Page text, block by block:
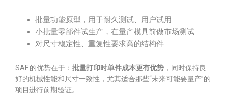
批量功能原型，用于耐久测试、用户试用
小批量零部件试生产，在量产模具前做市场测试
对尺寸稳定性、重复性要求高的结构件
SAF 的优势在于： 批量打印时单件成本更有优势 ，同时保持良
好的机械性能和尺寸一致性，尤其适合那些“未来可能要量产”的
项目进行前期验证。